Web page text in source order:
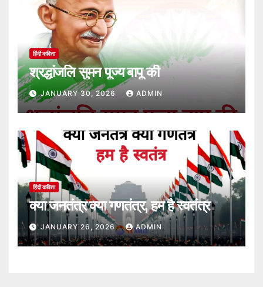
हिंदी कविता
श्रद्धांजलि सुमन पूज्य बापू की
JANUARY 30, 2026 ADMIN
हिंदी कविता
क्या जनतंत्र क्या गणतंत्र, हम है स्वतंत्र
JANUARY 26, 2026 ADMIN